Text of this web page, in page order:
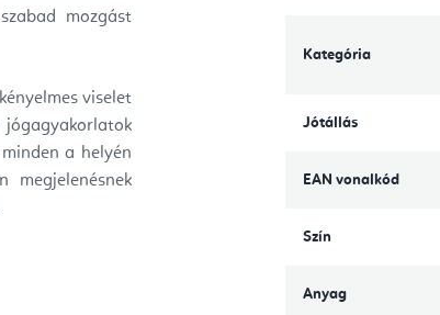
mozgást
viselet
a helyén
megjelenésnek
Kategória
Jótállás
EAN vonalkód
Szín
Anyag